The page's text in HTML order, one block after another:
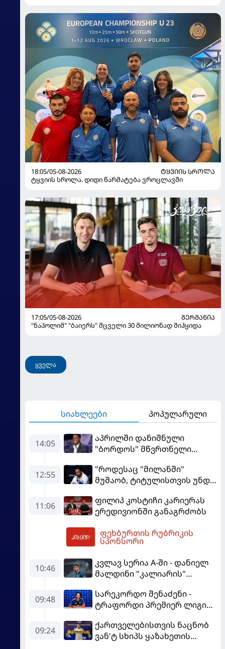
18:05/05-08-2026
ᲢᲧᲕᲘᲘᲡ ᲡᲠᲝᲚᲐ
ტყვიის სროლა. დიდი წარმატება ვროცლავში
17:05/05-08-2026
ᲒᲔᲠᲛᲐᲜᲘᲐ
"ნაპოლიმ" "ბაიერს" მცველი 30 მილიონად მიჰყიდა
ყველა
სიახლეები პოპულარული
14:05
აპრილში დანიშნული
"ბორდოს" მწვრთნელი
12:55
"როდესაც "მილანში"
მუშაობ, ტიტულისთვის უნდა
"როსონერის" ფანები
დააიმედა
11:06
ფილიპ კოსტიჩი კარიერას
ერედივიონში განაგრძობს
ფეხბურთის რუბრიკის
სპონსორი
10:46
კვლავ სერია A-ში - დანიელ
მალდინი "კალიარის"
09:48
სარეკორდო შენაძენი -
ტრაფორდი პრემიერ ლიგის
09:24
ქართველებისთვის ნაცნობ
ვან'ტ სხიპს ყაზახეთის